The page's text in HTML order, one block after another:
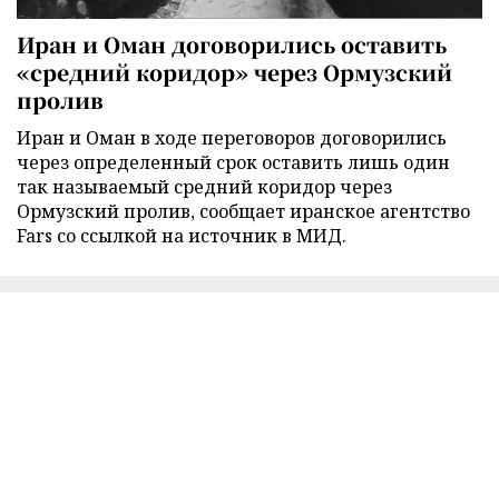
Иран и Оман договорились оставить
«средний коридор» через Ормузский
пролив
Иран и Оман в ходе переговоров договорились
через определенный срок оставить лишь один
так называемый средний коридор через
Ормузский пролив, сообщает иранское агентство
Fars со ссылкой на источник в МИД.